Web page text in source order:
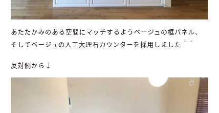
あたたかみのある空間にマッチするようベージュの框パネル、
そしてベージュの人工大理石カウンターを採用しました＾＾
反対側から↓